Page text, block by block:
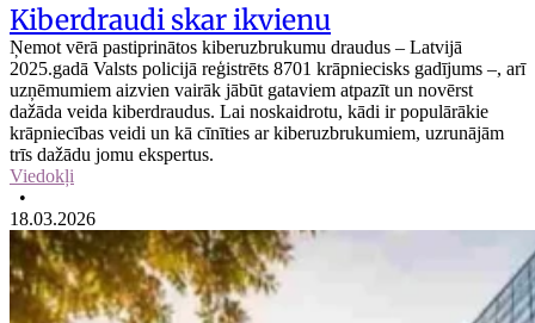
Kiberdraudi skar ikvienu
Ņemot vērā pastiprinātos kiberuzbrukumu draudus – Latvijā
2025.gadā Valsts policijā reģistrēts 8701 krāpniecisks gadījums –, arī
uzņēmumiem aizvien vairāk jābūt gataviem atpazīt un novērst
dažāda veida kiberdraudus. Lai noskaidrotu, kādi ir populārākie
krāpniecības veidi un kā cīnīties ar kiberuzbrukumiem, uzrunājām
trīs dažādu jomu ekspertus.
Viedokļi
•
18.03.2026